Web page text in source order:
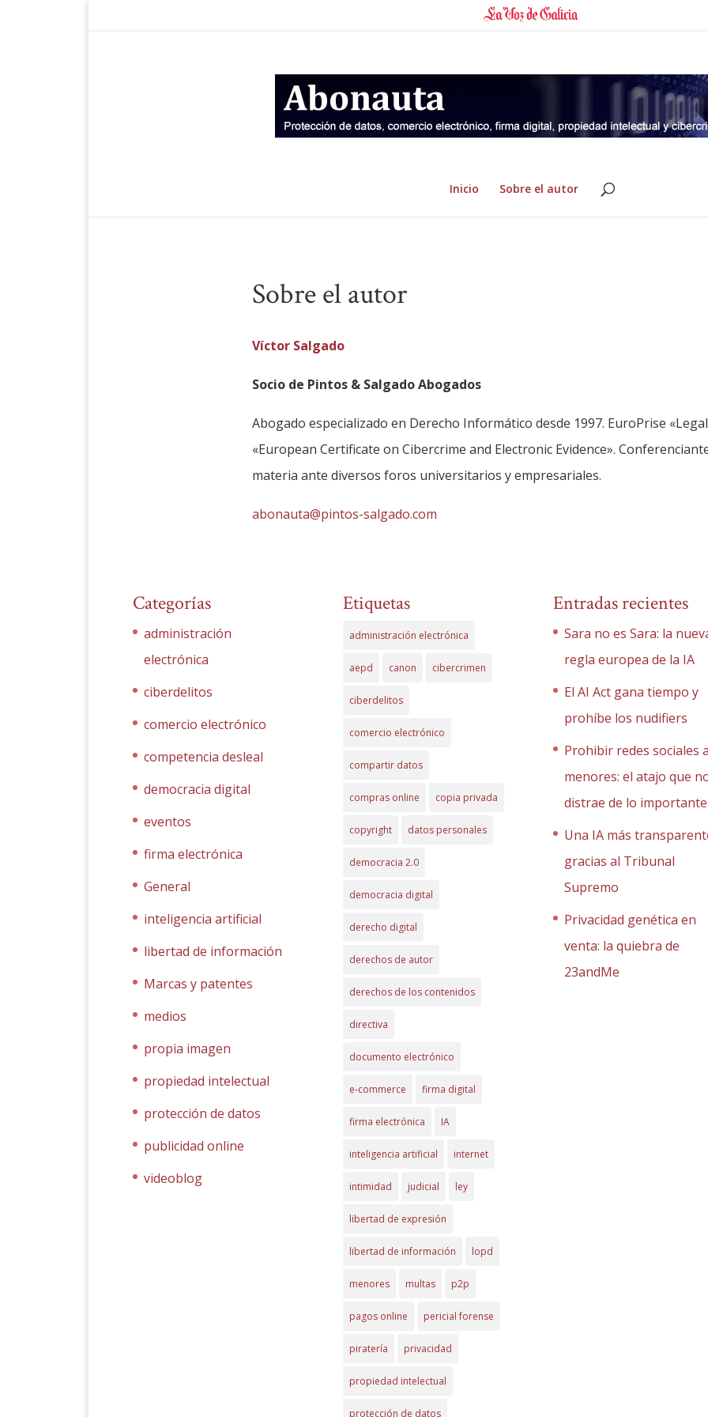
Inicio Sobre el autor
Sobre el autor
Víctor Salgado
Socio de Pintos & Salgado Abogados
Abogado especializado en Derecho Informático desde 1997. EuroPrise
«European Certificate on Cibercrime and Electronic Evidence».
materia ante diversos foros universitarios y empresariales.
abonauta@pintos-salgado.com
Categorías
administración
electrónica
ciberdelitos
comercio electrónico
competencia desleal
democracia digital
eventos
firma electrónica
General
inteligencia artificial
libertad de información
Marcas y patentes
medios
propia imagen
propiedad intelectual
protección de datos
publicidad online
videoblog
Etiquetas
administración electrónica
aepd canon cibercrimen
ciberdelitos
comercio electrónico
compartir datos
compras online copia privada
copyright datos personales
democracia 2.0
democracia digital
derecho digital
derechos de autor
derechos de los contenidos
directiva
documento electrónico
e-commerce firma digital
firma electrónica IA
inteligencia artificial internet
intimidad judicial ley
libertad de expresión
libertad de información lopd
menores multas p2p
pagos online pericial forense
piratería privacidad
propiedad intelectual
protección de datos
Entradas recientes
Sara no es Sara: la
regla europea de la IA
El AI Act gana tiempo y
prohíbe los nudifiers
Prohibir redes sociales a
menores: el atajo que
distrae de lo importante
Una IA más
gracias al Tribunal
Supremo
Privacidad genética en
venta: la quiebra de
23andMe